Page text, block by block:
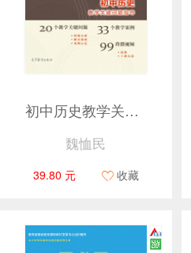
初中历史教学关键问题指导
魏恤民
39.80 元 收藏